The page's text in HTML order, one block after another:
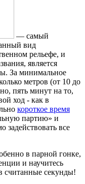
— самый
вид
рельефе, и
является
За минимальное
метров (от 10 до
пять минут на то,
ход - как в
короткое время
партию» и
задействовать все
в парной гонке,
и научитесь
считанные секунды!